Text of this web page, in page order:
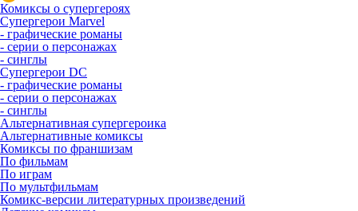
Комиксы о супергероях
Супергерои Marvel
- графические романы
- серии о персонажах
- синглы
Супергерои DC
- графические романы
- серии о персонажах
- синглы
Альтернативная супергероика
Альтернативные комиксы
Комиксы по франшизам
По фильмам
По играм
По мультфильмам
Комикс-версии литературных произведений